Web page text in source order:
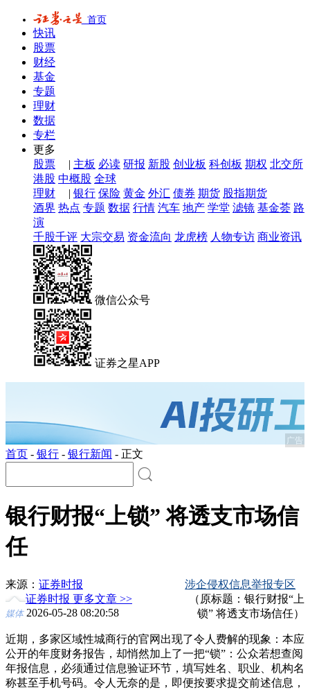
首页
快讯
股票
财经
基金
专题
理财
数据
专栏
更多
股票
| 主板 必读 研报 新股 创业板 科创板 期权 北交所
港股 中概股 全球
理财
| 银行 保险 黄金 外汇 债券 期货 股指期货
酒界 热点 专题 数据 行情 汽车 地产 学堂 滤镜 基金荟 路
演
千股千评 大宗交易 资金流向 龙虎榜 人物专访 商业资讯
微信公众号
证券之星APP
广告
首页 - 银行 - 银行新闻 - 正文
银行财报“上锁” 将透支市场信
任
来源： 证券时报
证券时报 更多文章 >>
媒体 2026-05-28 08:20:58
涉企侵权信息举报专区
（原标题：银行财报“上
锁” 将透支市场信任）
近期，多家区域性城商行的官网出现了令人费解的现象：本应
公开的年度财务报告，却悄然加上了一把“锁”：公众若想查阅
年报信息，必须通过信息验证环节，填写姓名、职业、机构名
称甚至手机号码。令人无奈的是，即便按要求提交前述信息，